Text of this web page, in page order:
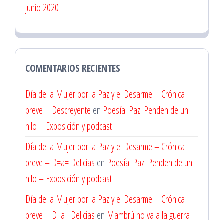
junio 2020
COMENTARIOS RECIENTES
Día de la Mujer por la Paz y el Desarme – Crónica
breve – Descreyente en Poesía. Paz. Penden de un
hilo – Exposición y podcast
Día de la Mujer por la Paz y el Desarme – Crónica
breve – D=a= Delicias en Poesía. Paz. Penden de un
hilo – Exposición y podcast
Día de la Mujer por la Paz y el Desarme – Crónica
breve – D=a= Delicias en Mambrú no va a la guerra –